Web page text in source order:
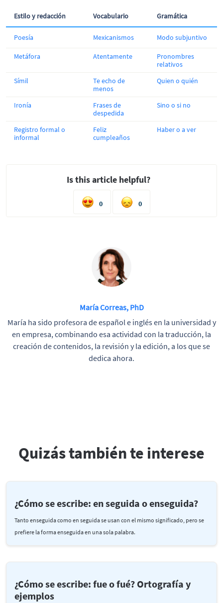
Estilo y redacción Vocabulario Gramática
Poesía Mexicanismos Modo subjuntivo
Metáfora Atentamente
Pronombres
relativos
Símil
Te echo de
menos
Quien o quién
Ironía
Frases de
despedida
Sino o si no
Registro formal o
informal
Feliz
cumpleaños
Haber o a ver
Is this article helpful?
0 0
María Correas, PhD
María ha sido profesora de español e inglés en la universidad y
en empresa, combinando esa actividad con la traducción, la
creación de contenidos, la revisión y la edición, a los que se
dedica ahora.
Quizás también te interese
¿Cómo se escribe: en seguida o enseguida?
Tanto enseguida como en seguida se usan con el mismo significado, pero se
prefiere la forma enseguida en una sola palabra.
¿Cómo se escribe: fue o fué? Ortografía y
ejemplos